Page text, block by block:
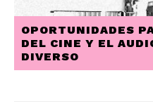
OPORTUNIDADES
DEL CINE Y EL
DIVERSO